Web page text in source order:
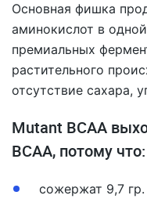
Основная фишка
аминокислот в
премиальных
растительного
отсутствие сахара,
Mutant BCAA
BCAA, потому что:
сожержат 9,7